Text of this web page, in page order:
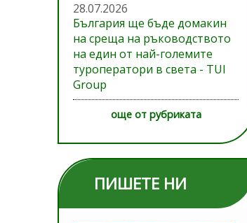
28.07.2026
България ще бъде домакин
на среща на ръководството
на един от най-големите
туроператори в света - TUI
Group
още от рубриката
ПИШЕТЕ НИ